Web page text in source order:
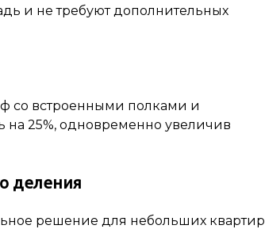
и не требуют дополнительных
со встроенными полками и
25%, одновременно увеличив
деления
решение для небольших квартир